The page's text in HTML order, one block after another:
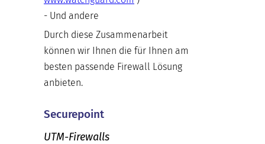
- Und andere
Durch diese Zusammenarbeit
können wir Ihnen die für Ihnen am
besten passende Firewall Lösung
anbieten.
Securepoint
UTM-Firewalls